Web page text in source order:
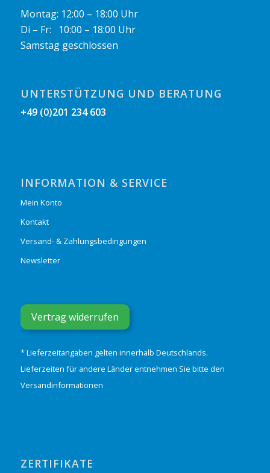
Montag: 12:00 – 18:00 Uhr
Di – Fr: 10:00 – 18:00 Uhr
Samstag geschlossen
UNTERSTÜTZUNG UND BERATUNG
+49 (0)201 234 603
INFORMATION & SERVICE
Mein Konto
Kontakt
Versand- & Zahlungsbedingungen
Newsletter
Vertrag widerrufen
* Lieferzeitangaben gelten innerhalb Deutschlands.
Lieferzeiten für andere Länder entnehmen Sie bitte den
Versandinformationen
ZERTIFIKATE